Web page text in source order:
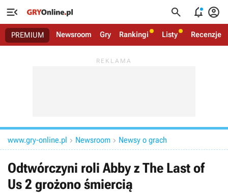
   
PREMIUM Newsroom Gry Rankingi Listy Recenzje
www.gry-online.pl  Newsroom  Newsy o grach
Odtwórczyni roli Abby z The Last of
Us 2 grożono śmiercią